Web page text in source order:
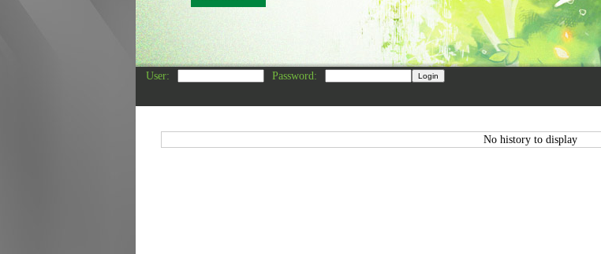
User: Password:
No history to display